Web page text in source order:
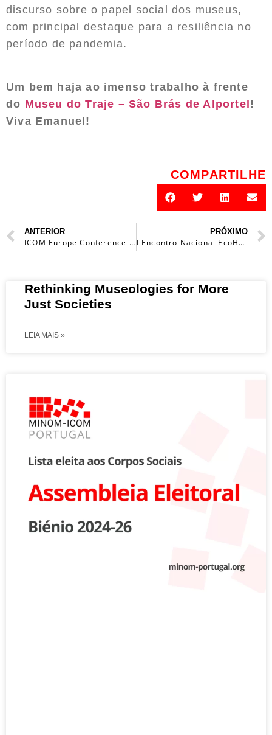
discurso sobre o papel social dos museus,
com principal destaque para a resiliência no
período de pandemia.
Um bem haja ao imenso trabalho à frente
do Museu do Traje – São Brás de Alportel!
Viva Emanuel!
COMPARTILHE
ANTERIOR
ICOM Europe Conference 2021. MUSEOEUROPE 2021 “Viver na Europa”.
PRÓXIMO
I Encontro Nacional EcoHeritage
Rethinking Museologies for More
Just Societies
LEIA MAIS »